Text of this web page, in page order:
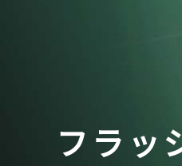
LEDユ
ウシオ
フラッ
ハロゲ
LEDユ
ウシオ